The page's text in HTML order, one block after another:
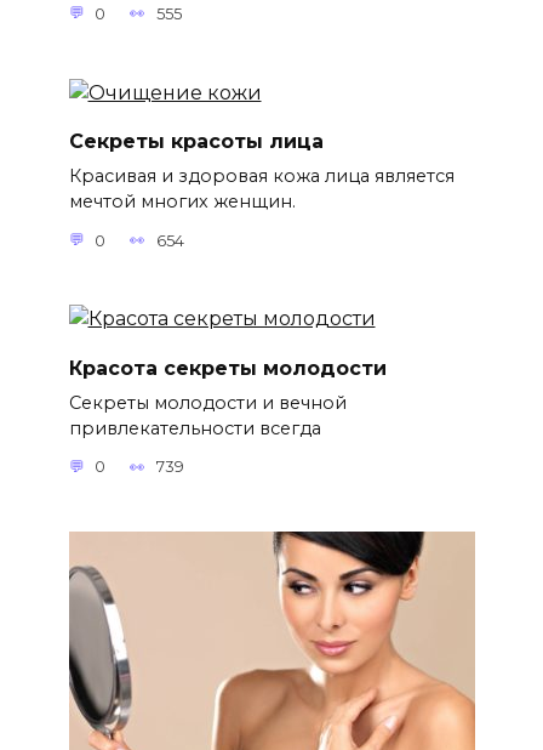
0 555
Секреты красоты лица
Красивая и здоровая кожа лица является
мечтой многих женщин.
0 654
Красота секреты молодости
Секреты молодости и вечной
привлекательности всегда
0 739